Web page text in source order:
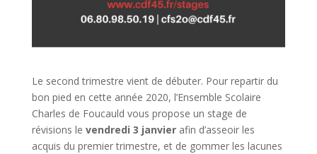
Le second trimestre vient de débuter. Pour repartir du
bon pied en cette année 2020, l’Ensemble Scolaire
Charles de Foucauld vous propose un stage de
révisions le vendredi 3 janvierafin d’asseoir les
acquis du premier trimestre, et de gommer les lacunes